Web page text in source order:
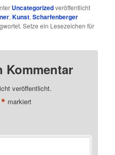
Uncategorizedveröffentlicht
,Kunst,Scharfenberger
Setze ein Lesezeichen für
Kommentar
veröffentlicht.
* markiert